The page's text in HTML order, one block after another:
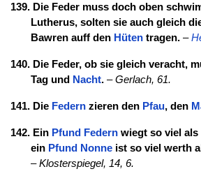
139. Die Feder muss doch oben
Lutherus, solten sie auch gleich
Bawren auff den Hütentragen.–
140. Die Feder, ob sie gleich veracht,
Tag und Nacht.–Gerlach, 61.
141. Die Federnzieren den Pfau, den
142. Ein Pfund Federnwiegt so viel als
ein Pfund Nonneist so viel werth
–Klosterspiegel, 14, 6.